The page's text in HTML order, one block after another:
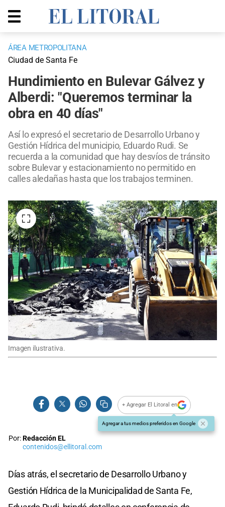
ÁREA METROPOLITANA
Ciudad de Santa Fe
Hundimiento en Bulevar Gálvez y
Alberdi: "Queremos terminar la
obra en 40 días"
Así lo expresó el secretario de Desarrollo Urbano y
Gestión Hídrica del municipio, Eduardo Rudi. Se
recuerda a la comunidad que hay desvíos de tránsito
sobre Bulevar y estacionamiento no permitido en
calles aledañas hasta que los trabajos terminen.
Imagen ilustrativa.
+ Agregar El Litoral en
Agregar a tus medios preferidos en Google
Por:Redacción EL
contenidos@ellitoral.com
Días atrás, el secretario de Desarrollo Urbano y
Gestión Hídrica de la Municipalidad de Santa Fe,